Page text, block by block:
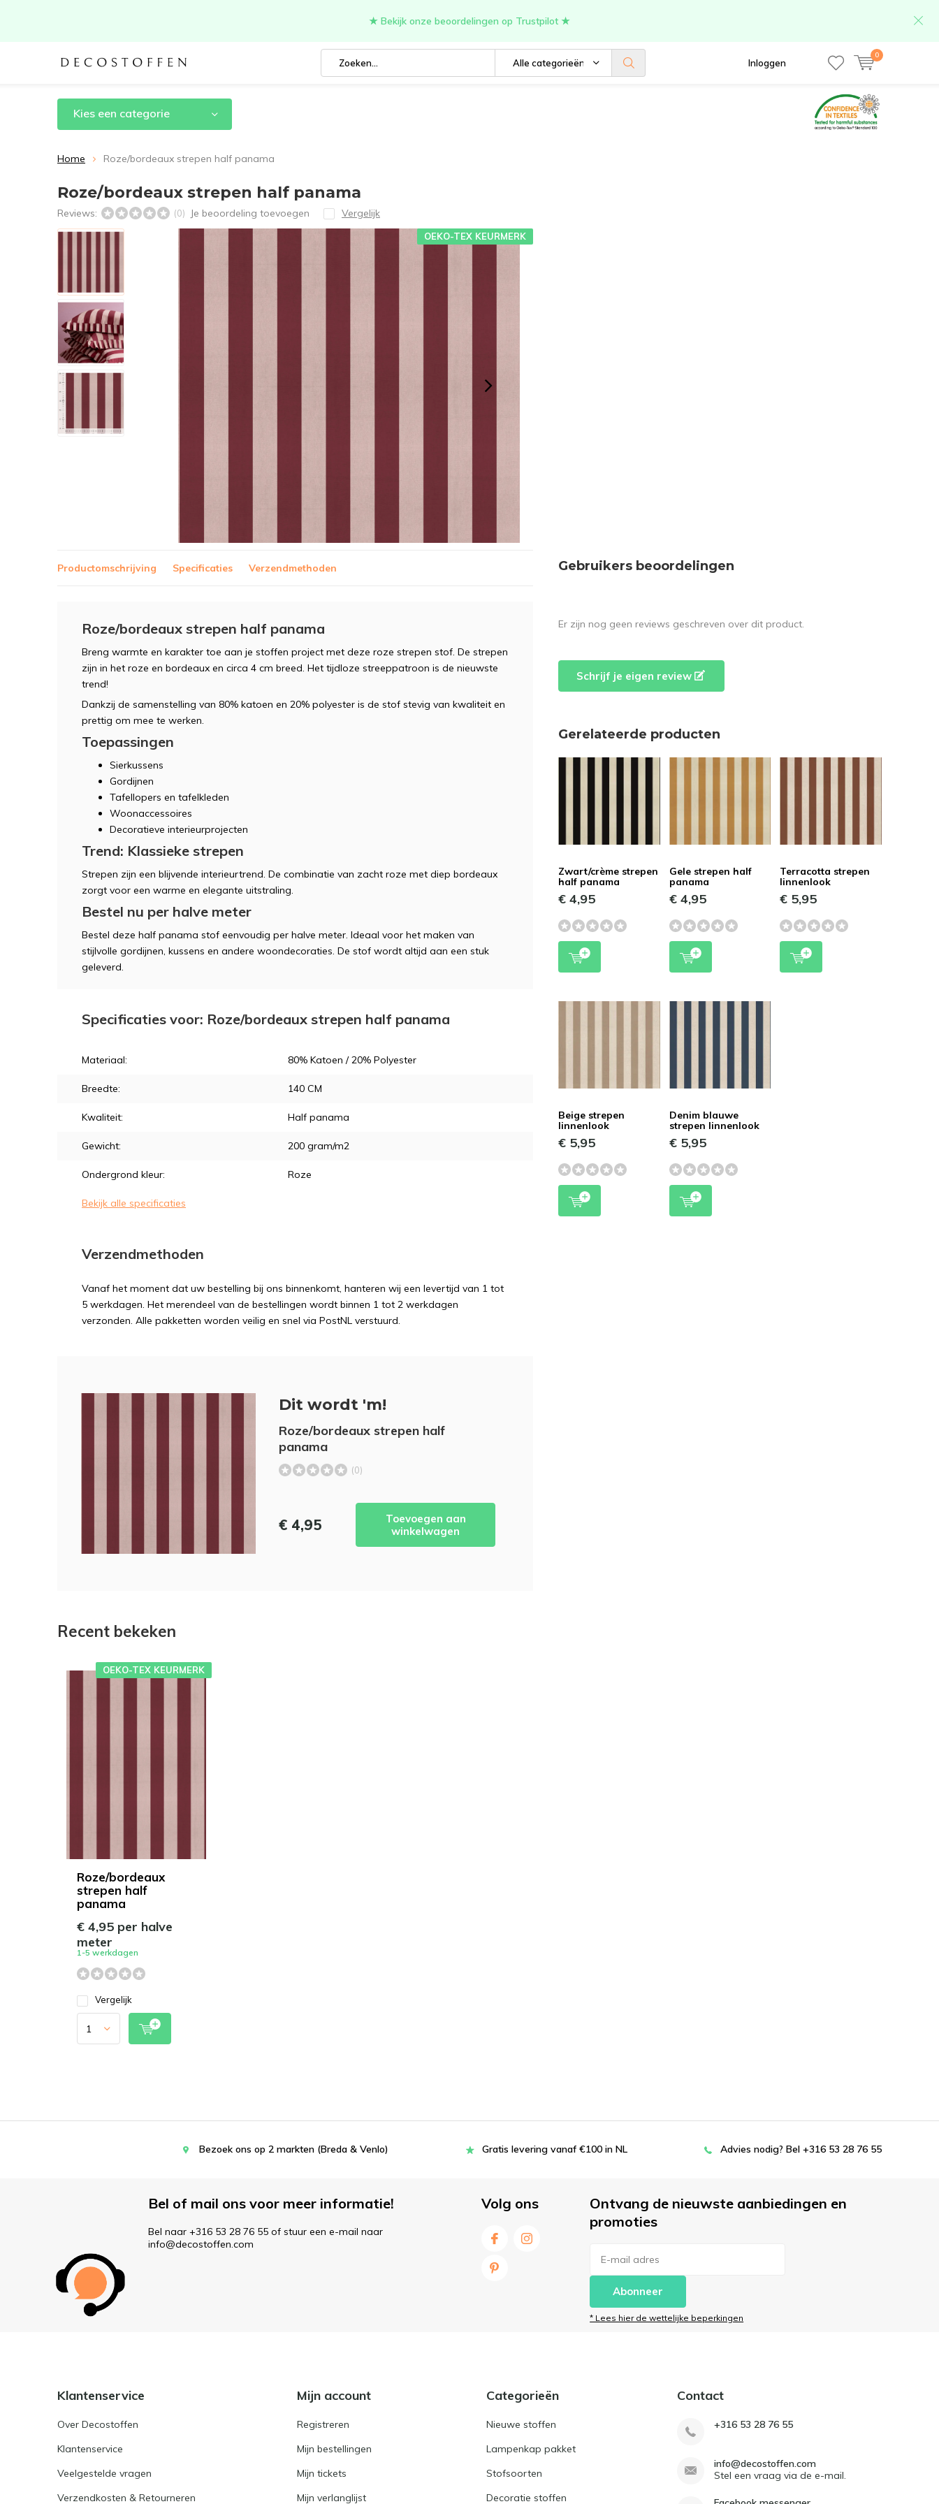
Alle categorieën Inloggen
0
★ Bekijk onze beoordelingen op Trustpilot ★
Kies een categorie
Home Roze/bordeaux strepen half panama
Roze/bordeaux strepen half panama
Reviews: (0) Je beoordeling toevoegen Vergelijk
OEKO-TEX KEURMERK
Productomschrijving Specificaties Verzendmethoden
Roze/bordeaux strepen half panama
Breng warmte en karakter toe aan je stoffen project met deze roze strepen stof. De strepen
zijn in het roze en bordeaux en circa 4 cm breed. Het tijdloze streeppatroon is de nieuwste
trend!
Dankzij de samenstelling van 80% katoen en 20% polyester is de stof stevig van kwaliteit en
prettig om mee te werken.
Toepassingen
Sierkussens
Gordijnen
Tafellopers en tafelkleden
Woonaccessoires
Decoratieve interieurprojecten
Trend: Klassieke strepen
Strepen zijn een blijvende interieurtrend. De combinatie van zacht roze met diep bordeaux
zorgt voor een warme en elegante uitstraling.
Bestel nu per halve meter
Bestel deze half panama stof eenvoudig per halve meter. Ideaal voor het maken van
stijlvolle gordijnen, kussens en andere woondecoraties. De stof wordt altijd aan een stuk
geleverd.
Specificaties voor: Roze/bordeaux strepen half panama
Materiaal: 80% Katoen / 20% Polyester
Breedte: 140 CM
Kwaliteit: Half panama
Gewicht: 200 gram/m2
Ondergrond kleur: Roze
Bekijk alle specificaties
Verzendmethoden
Vanaf het moment dat uw bestelling bij ons binnenkomt, hanteren wij een levertijd van 1 tot
5 werkdagen. Het merendeel van de bestellingen wordt binnen 1 tot 2 werkdagen
verzonden. Alle pakketten worden veilig en snel via PostNL verstuurd.
Dit wordt 'm!
Roze/bordeaux strepen half
panama
(0)
€ 4,95
Toevoegen aan
winkelwagen
Gebruikers beoordelingen
Er zijn nog geen reviews geschreven over dit product.
Schrijf je eigen review
Gerelateerde producten
Zwart/crème strepen
half panama
€ 4,95
Gele strepen half
panama
€ 4,95
Terracotta strepen
linnenlook
€ 5,95
Beige strepen
linnenlook
€ 5,95
Denim blauwe
strepen linnenlook
€ 5,95
Recent bekeken
Roze/bordeaux
strepen half
panama
OEKO-TEX KEURMERK
€ 4,95 per halve
meter
1-5 werkdagen
Vergelijk
Bezoek ons op 2 markten (Breda & Venlo) Gratis levering vanaf €100 in NL Advies nodig? Bel +316 53 28 76 55
Bel of mail ons voor meer informatie!
Bel naar +316 53 28 76 55 of stuur een e-mail naar
info@decostoffen.com
Volg ons
Ontvang de nieuwste aanbiedingen en
promoties
Abonneer
* Lees hier de wettelijke beperkingen
Klantenservice
Over Decostoffen
Klantenservice
Veelgestelde vragen
Verzendkosten & Retourneren
Mijn account
Registreren
Mijn bestellingen
Mijn tickets
Mijn verlanglijst
Categorieën
Nieuwe stoffen
Lampenkap pakket
Stofsoorten
Decoratie stoffen
Contact
+316 53 28 76 55
info@decostoffen.com
Stel een vraag via de e-mail.